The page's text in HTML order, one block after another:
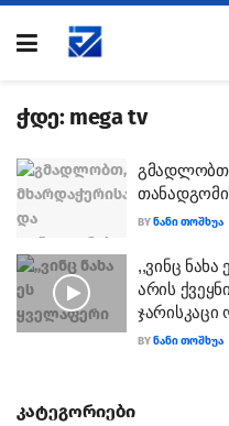
ჭდე: mega tv
გმადლობთ,
BYᲜᲐᲜᲘ ᲗᲝᲨᲮᲣᲐ
,,ვინც
არის
ჯარისკაცი
BYᲜᲐᲜᲘ ᲗᲝᲨᲮᲣᲐ
კატეგორიები